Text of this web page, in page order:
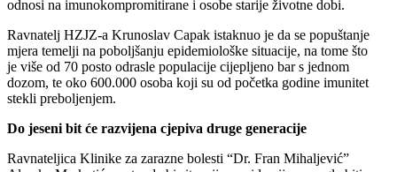
odnosi na imunokompromitirane i osobe starije životne dobi.
Ravnatelj HZJZ-a Krunoslav Capak istaknuo je da se popuštanje
mjera temelji na poboljšanju epidemiološke situacije, na tome što
je više od 70 posto odrasle populacije cijepljeno bar s jednom
dozom, te oko 600.000 osoba koji su od početka godine imunitet
stekli preboljenjem.
Do jeseni bit će razvijena cjepiva druge generacije
Ravnateljica Klinike za zarazne bolesti “Dr. Fran Mihaljević”